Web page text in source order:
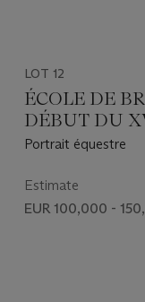
LOT 12
ÉCOLE DE
DÉBUT DU
Portrait équestre
Estimate
EUR 100,000 -